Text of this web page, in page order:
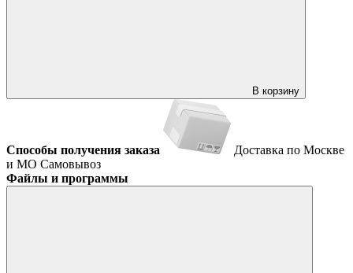
В корзину
Способы получения заказа
Доставка по Москве
и МО Самовывоз
Файлы и программы